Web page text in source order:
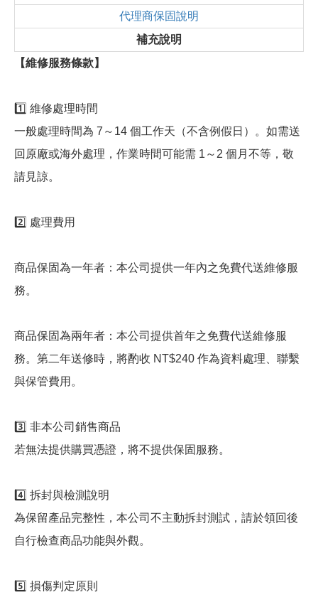
代理商保固說明
補充說明
【維修服務條款】
1️⃣ 維修處理時間
一般處理時間為 7～14 個工作天（不含例假日）。如需送
回原廠或海外處理，作業時間可能需 1～2 個月不等，敬
請見諒。
2️⃣ 處理費用
商品保固為一年者：本公司提供一年內之免費代送維修服
務。
商品保固為兩年者：本公司提供首年之免費代送維修服
務。第二年送修時，將酌收 NT$240 作為資料處理、聯繫
與保管費用。
3️⃣ 非本公司銷售商品
若無法提供購買憑證，將不提供保固服務。
4️⃣ 拆封與檢測說明
為保留產品完整性，本公司不主動拆封測試，請於領回後
自行檢查商品功能與外觀。
5️⃣ 損傷判定原則